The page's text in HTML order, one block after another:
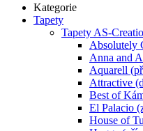
Kategorie
Tapety
Tapety AS-
Absolutely
Anna and
Aquarell
Attractive
Best of
El Palacio
House of